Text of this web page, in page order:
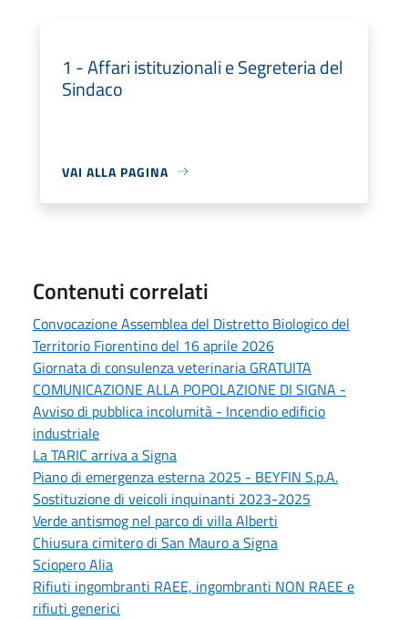
1 - Affari istituzionali e Segreteria del
Sindaco
VAI ALLA PAGINA
Contenuti correlati
Convocazione Assemblea del Distretto Biologico del
Territorio Fiorentino del 16 aprile 2026
Giornata di consulenza veterinaria GRATUITA
COMUNICAZIONE ALLA POPOLAZIONE DI SIGNA -
Avviso di pubblica incolumità - Incendio edificio
industriale
La TARIC arriva a Signa
Piano di emergenza esterna 2025 - BEYFIN S.p.A.
Sostituzione di veicoli inquinanti 2023-2025
Verde antismog nel parco di villa Alberti
Chiusura cimitero di San Mauro a Signa
Sciopero Alia
Rifiuti ingombranti RAEE, ingombranti NON RAEE e
rifiuti generici